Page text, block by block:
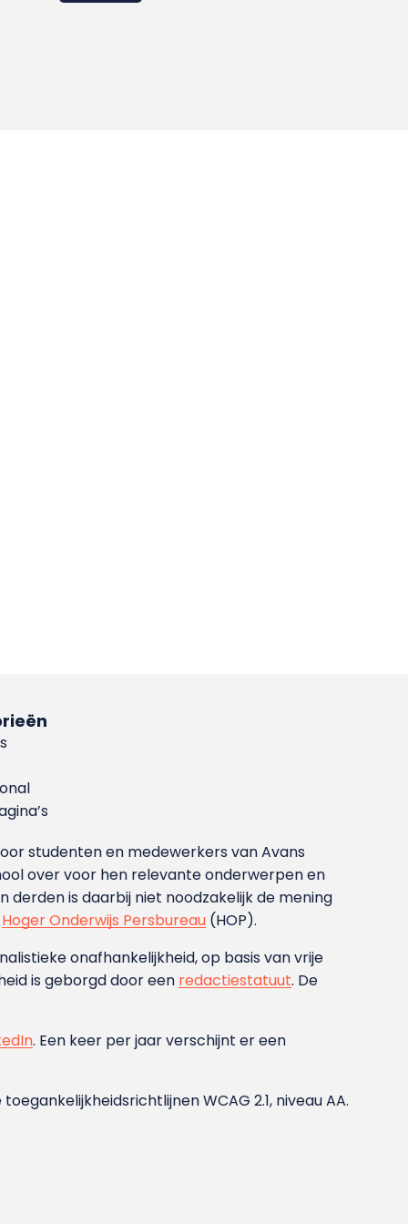
studenten en medewerkers van Avans
over voor hen relevante onderwerpen en
is daarbij niet noodzakelijk de mening
Hoger Onderwijs Persbureau (HOP).
onafhankelijkheid, op basis van vrije
is geborgd door een redactiestatuut. De
. Een keer per jaar verschijnt er een
WCAG 2.1, niveau AA.